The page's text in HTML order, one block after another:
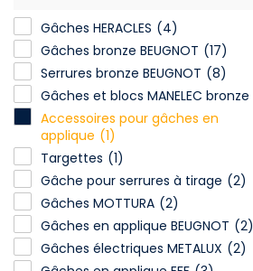
Gâches HERACLES (4)
Gâches bronze BEUGNOT (17)
Serrures bronze BEUGNOT (8)
Gâches et blocs MANELEC bronze
Accessoires pour gâches en
applique (1)
Targettes (1)
Gâche pour serrures à tirage (2)
Gâches MOTTURA (2)
Gâches en applique BEUGNOT (2)
Gâches électriques METALUX (2)